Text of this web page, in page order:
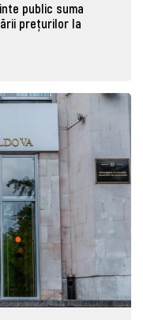
public suma
prețurilor la